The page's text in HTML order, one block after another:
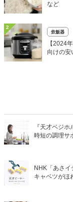
など
2
炊飯器
【2024
向けの安
『天才ベジ
時短の調理サ
NHK「あさイ
キャベツがほ